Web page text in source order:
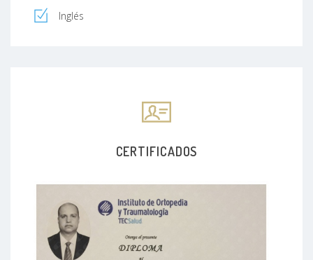
Inglés
CERTIFICADOS